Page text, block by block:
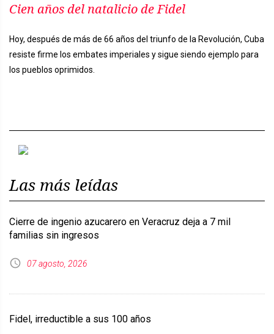
Cien años del natalicio de Fidel
Hoy, después de más de 66 años del triunfo de la Revolución, Cuba
resiste firme los embates imperiales y sigue siendo ejemplo para
los pueblos oprimidos.
Las más leídas
Cierre de ingenio azucarero en Veracruz deja a 7 mil
familias sin ingresos
07 agosto, 2026
Fidel, irreductible a sus 100 años